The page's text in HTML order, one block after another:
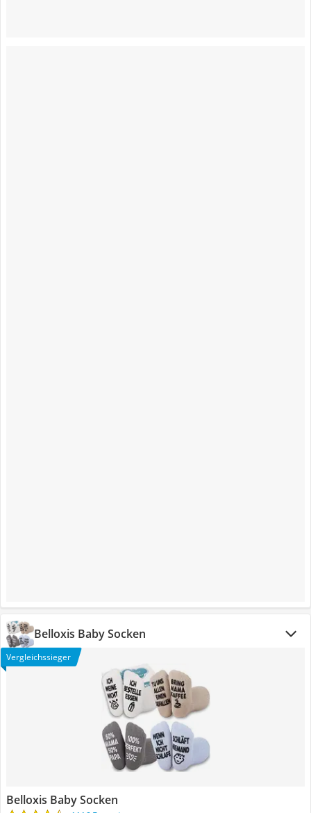
Belloxis Baby Socken
Vergleichssieger
Belloxis Baby Socken